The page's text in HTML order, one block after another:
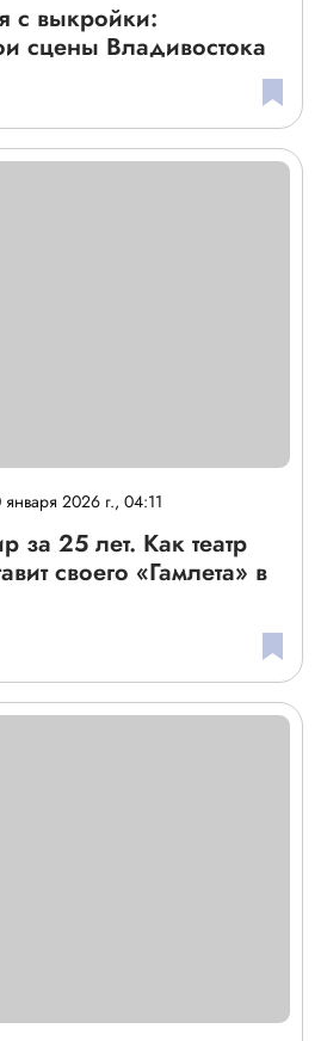
с выкройки:
сцены Владивостока
января 2026 г., 04:11
25 лет. Как театр
своего «Гамлета» в